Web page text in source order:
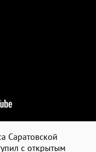
Саратовской
с открытым